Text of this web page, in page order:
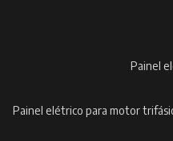
painel
painel elétrico para motor